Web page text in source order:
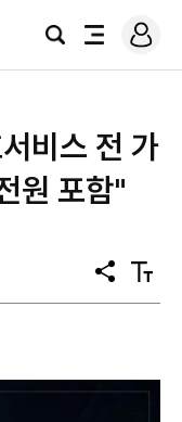
검
전
로
그
비스 전 가
원 포함"
공
유
텍
스